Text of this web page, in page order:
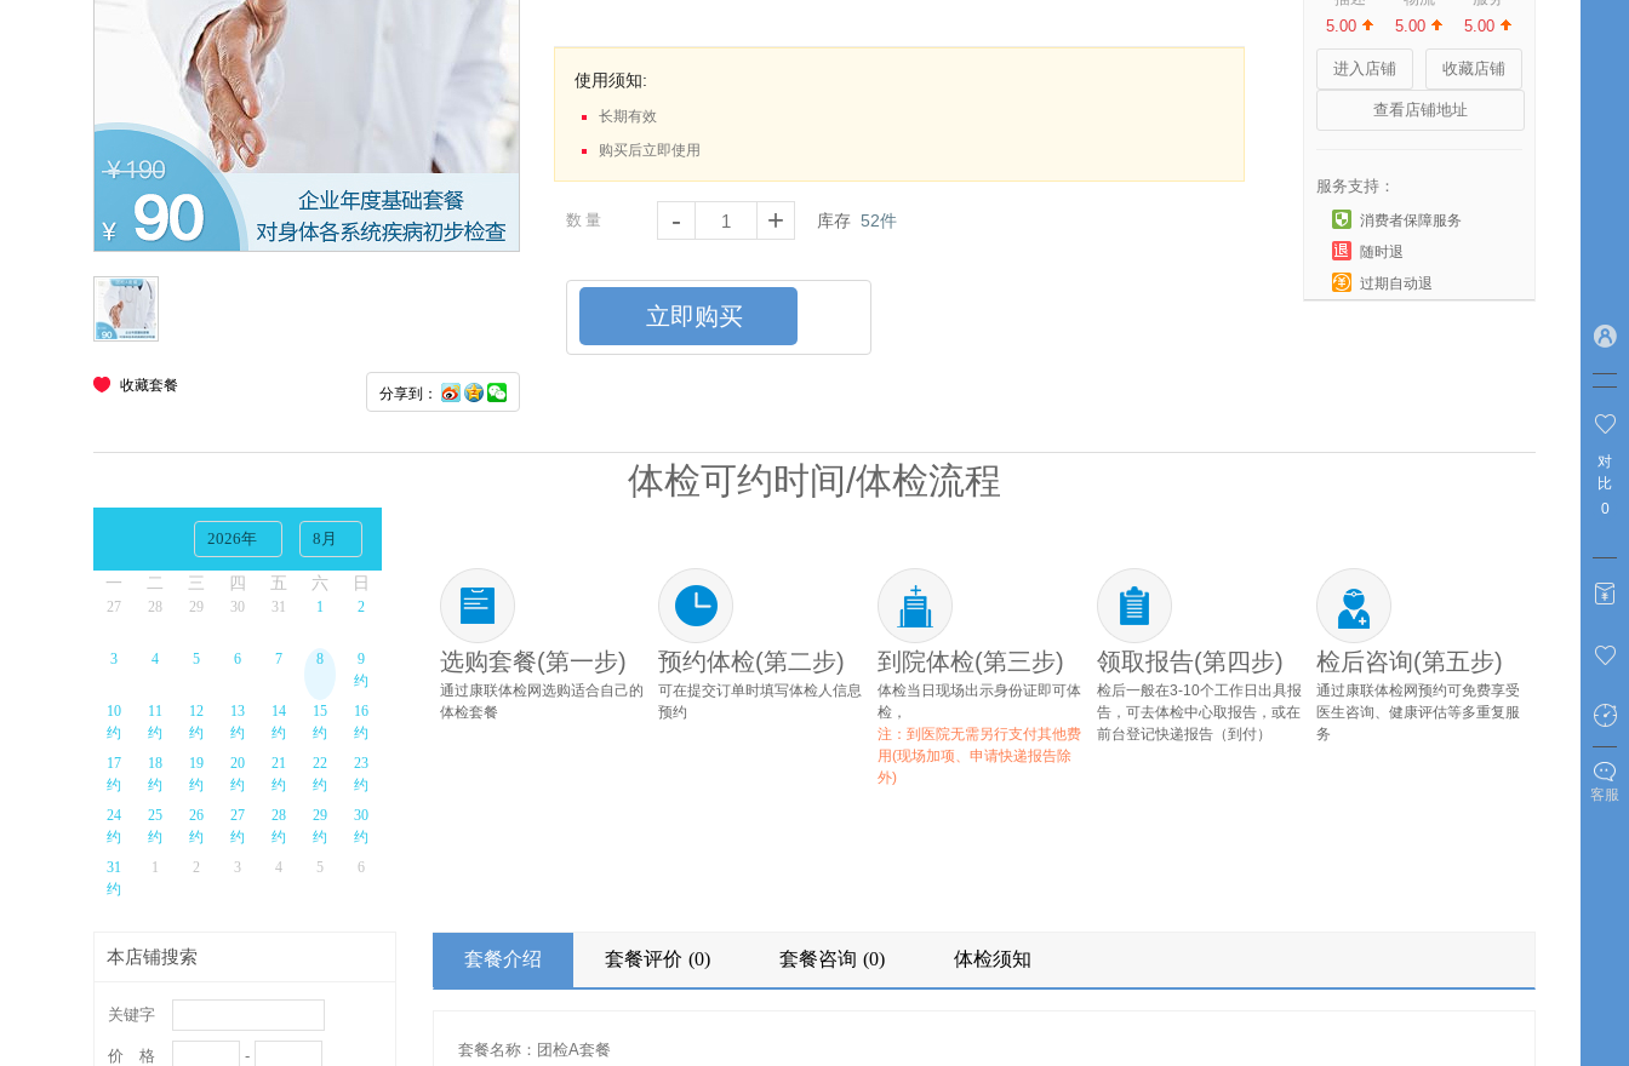
对
比
0
客服
5.00
5.00
5.00
进入店铺 收藏店铺
查看店铺地址
服务支持：
消费者保障服务
随时退
过期自动退
使用须知:
长期有效
购买后立即使用
数量 - + 库存 52件
立即购买
收藏套餐 分享到：
体检可约时间/体检流程
2026年 8月
一 二 三 四 五 六 日
27 28 29 30 31 1 2
3 4 5 6 7 8
9
约
10
约
11
约
12
约
13
约
14
约
15
约
16
约
17
约
18
约
19
约
20
约
21
约
22
约
23
约
24
约
25
约
26
约
27
约
28
约
29
约
30
约
31
约
1 2 3 4 5 6
选购套餐(第一步)
通过康联体检网选购适合自己的
体检套餐
预约体检(第二步)
可在提交订单时填写体检人信息
预约
到院体检(第三步)
体检当日现场出示身份证即可体
检，
注：到医院无需另行支付其他费
用(现场加项、申请快递报告除
外)
领取报告(第四步)
检后一般在3-10个工作日出具报
告，可去体检中心取报告，或在
前台登记快递报告（到付）
检后咨询(第五步)
通过康联体检网预约可免费享受
医生咨询、健康评估等多重复服
务
套餐介绍 套餐评价 (0) 套餐咨询 (0) 体检须知
套餐名称：团检A套餐
本店铺搜索
关键字
价 格 -